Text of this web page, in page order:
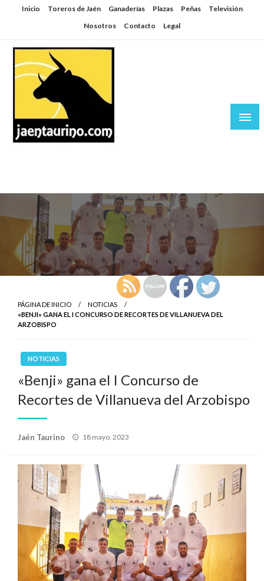
SaltarInicio Toreros de Jaén Ganaderías Plazas Peñas
Televisión
Nosotros
Contacto Legal
PÁGINA DE INICIO
NOTICIAS
«BENJI» GANA EL I CONCURSO DE RECORTES DE VILLANUEVA DEL
ARZOBISPO
NOTICIAS
«Benji» gana el I Concurso de
Recortes de Villanueva del Arzobispo
Jaén Taurino
Publicado
18 mayo, 2023